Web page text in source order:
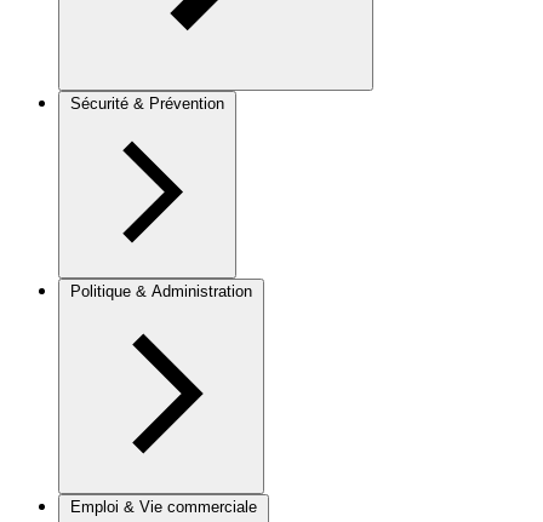
Sécurité & Prévention
Politique & Administration
Emploi & Vie commerciale